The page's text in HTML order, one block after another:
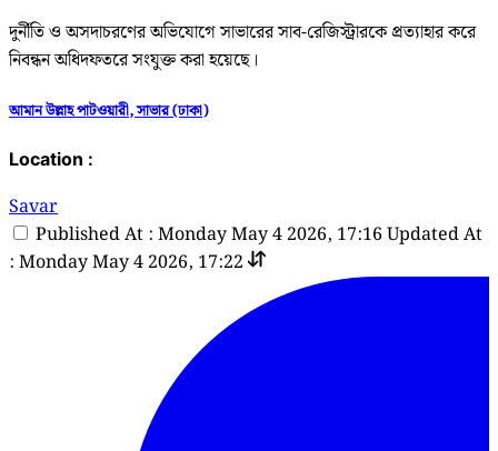
দুর্নীতি ও অসদাচরণের অভিযোগে সাভারের সাব-রেজিস্ট্রারকে প্রত্যাহার করে
নিবন্ধন অধিদফতরে সংযুক্ত করা হয়েছে।
আমান উল্লাহ পাটওয়ারী, সাভার (ঢাকা)
Location :
Savar
Published At : Monday May 4 2026, 17:16 Updated At
: Monday May 4 2026, 17:22